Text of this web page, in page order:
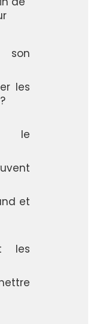
son
les
le
et
les